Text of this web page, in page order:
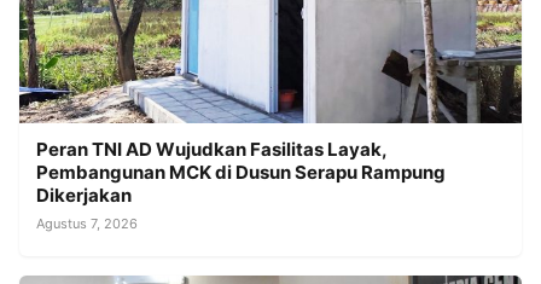
Peran TNI AD Wujudkan Fasilitas Layak,
Pembangunan MCK di Dusun Serapu Rampung
Dikerjakan
Agustus 7, 2026